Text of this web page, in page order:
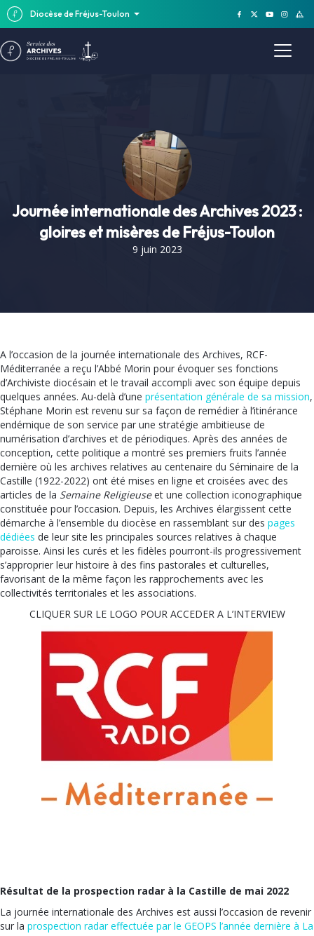
Diocèse de Fréjus-Toulon
Journée internationale des Archives 2023 :
gloires et misères de Fréjus-Toulon
9 juin 2023
A l’occasion de la journée internationale des Archives, RCF-
Méditerranée a reçu l’Abbé Morin pour évoquer ses fonctions
d’Archiviste diocésain et le travail accompli avec son équipe depuis
quelques années. Au-delà d’une présentation générale de sa mission,
Stéphane Morin est revenu sur sa façon de remédier à l’itinérance
endémique de son service par une stratégie ambitieuse de
numérisation d’archives et de périodiques. Après des années de
conception, cette politique a montré ses premiers fruits l’année
dernière où les archives relatives au centenaire du Séminaire de la
Castille (1922-2022) ont été mises en ligne et croisées avec des
articles de la Semaine Religieuseet une collection iconographique
constituée pour l’occasion. Depuis, les Archives élargissent cette
démarche à l’ensemble du diocèse en rassemblant sur des pages
dédiées de leur site les principales sources relatives à chaque
paroisse. Ainsi les curés et les fidèles pourront-ils progressivement
s’approprier leur histoire à des fins pastorales et culturelles,
favorisant de la même façon les rapprochements avec les
collectivités territoriales et les associations.
CLIQUER SUR LE LOGO POUR ACCEDER A L’INTERVIEW
Résultat de la prospection radar à la Castille de mai 2022
La journée internationale des Archives est aussi l’occasion de revenir
sur la prospection radar effectuée par le GEOPS l’année dernière à La